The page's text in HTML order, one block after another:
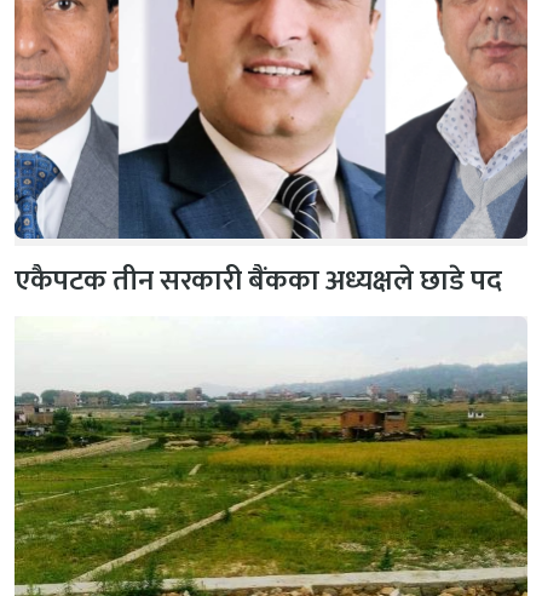
एकैपटक तीन सरकारी बैंकका अध्यक्षले छाडे पद